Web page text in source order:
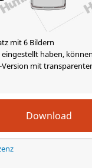
mit 6 Bildern
eingestellt haben,
Version mit